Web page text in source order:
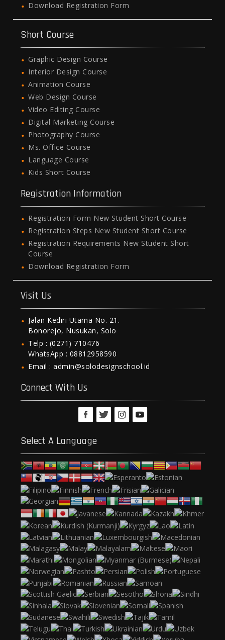
Download Registration Form
Short Course
Graphic Design Course
Interior Design Course
Animation Course
Web Design Course
Video Editing Course
Digital Marketing Course
Photography Course
Ms. Office Course
Language Course
Kids Short Course
Registration Information
Registration Form New Student Short Course
Registration Steps New Student Short Course
Registration Requirements New Student Short
Course
Download Registration Form
Visit Us
Jalan Kediri Utama No. 21.
Bonorejo, Nusukan, Solo
Telp : (0271) 710476
WhatsApp : 08812958590
Email : admin@solodesignschool.id
Connect With Us
Select A Language